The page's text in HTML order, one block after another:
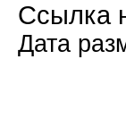
Ссылка
Дата